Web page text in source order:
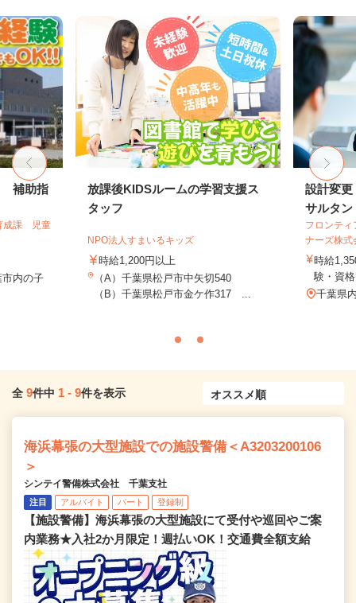
補助指
成課 児童
内の子
放課後KIDSルームの学習支援ス
タッフ
NPO法人すまいるキッズ
時給1,200円以上
（A）千葉県松戸市中矢切540
（B）千葉県松戸市金ケ作317 ...
設計変更
サルタン
フロンテ
ナーズ株式
時給
験・資
千葉県
全 9件中 1 - 9件を表示
海浜幕張の大型施設での施設警備＜A3203200106
＞
シンテイ警備株式会社 千葉支社
注目 アルバイト パート 登録制
【施設警備】海浜幕張の大型施設にて受付や巡回やご案
内業務★入社2か月限定！週払いOK！交通費全額支給